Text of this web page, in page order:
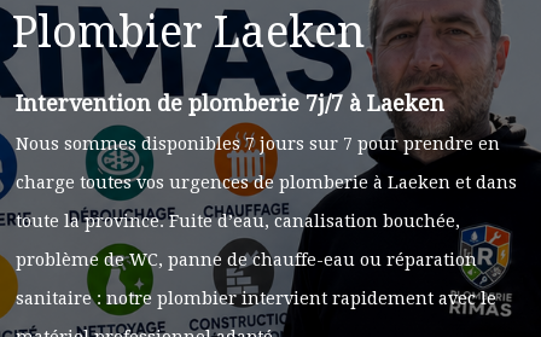
PlombierLaeken
Intervention de plomberie 7j/7 à Laeken
Nous sommes disponibles 7 jours sur 7 pour prendre en
charge toutes vos urgences de plomberie à Laeken et dans
toute la province. Fuite d’eau, canalisation bouchée,
problème de WC, panne de chauffe-eau ou réparation
sanitaire : notre plombier intervient rapidement avec le